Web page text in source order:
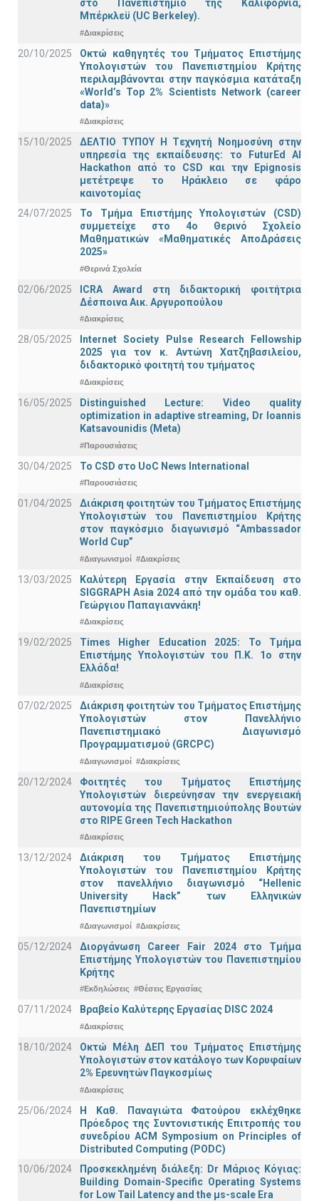
στο Πανεπιστήμιο της Καλιφόρνια,
Μπέρκλεϋ (UC Berkeley).
#Διακρίσεις
20/10/2025
Οκτώ καθηγητές του Τμήματος Επιστήμης
Υπολογιστών του Πανεπιστημίου Κρήτης
περιλαμβάνονται στην παγκόσμια κατάταξη
«World’s Top 2% Scientists Network (career
data)»
#Διακρίσεις
15/10/2025
ΔΕΛΤΙΟ ΤΥΠΟΥ H Tεχνητή Νοημοσύνη στην
υπηρεσία της εκπαίδευσης: το FuturEd AI
Hackathon από το CSD και την Epignosis
μετέτρεψε το Ηράκλειο σε φάρο
καινοτομίας
24/07/2025
Το Τμήμα Επιστήμης Υπολογιστών (CSD)
συμμετείχε στο 4ο Θερινό Σχολείο
Μαθηματικών «Μαθηματικές ΑποΔράσεις
2025»
#Θερινά Σχολεία
02/06/2025
ICRA Award στη διδακτορική φοιτήτρια
Δέσποινα Αικ. Αργυροπούλου
#Διακρίσεις
28/05/2025
Internet Society Pulse Research Fellowship
2025 για τον κ. Αντώνη Χατζηβασιλείου,
διδακτορικό φοιτητή του τμήματος
#Διακρίσεις
16/05/2025
Distinguished Lecture: Video quality
optimization in adaptive streaming, Dr Ioannis
Katsavounidis (Meta)
#Παρουσιάσεις
30/04/2025 To CSD στο UoC News International
#Παρουσιάσεις
01/04/2025
Διάκριση φοιτητών του Τμήματος Επιστήμης
Υπολογιστών του Πανεπιστημίου Κρήτης
στον παγκόσμιο διαγωνισμό “Ambassador
World Cup”
#Διαγωνισμοί #Διακρίσεις
13/03/2025
Καλύτερη Εργασία στην Εκπαίδευση στο
SIGGRAPH Asia 2024 από την ομάδα του καθ.
Γεώργιου Παπαγιαννάκη!
#Διακρίσεις
19/02/2025
Times Higher Education 2025: Το Τμήμα
Επιστήμης Υπολογιστών του Π.Κ. 1ο στην
Ελλάδα!
#Διακρίσεις
07/02/2025
Διάκριση φοιτητών του Τμήματος Επιστήμης
Υπολογιστών στον Πανελλήνιο
Πανεπιστημιακό Διαγωνισμό
Προγραμματισμού (GRCPC)
#Διαγωνισμοί #Διακρίσεις
20/12/2024
Φοιτητές του Τμήματος Επιστήμης
Υπολογιστών διερεύνησαν την ενεργειακή
αυτονομία της Πανεπιστημιούπολης Βουτών
στο RIPE Green Tech Hackathon
#Διακρίσεις
13/12/2024
Διάκριση του Τμήματος Επιστήμης
Υπολογιστών του Πανεπιστημίου Κρήτης
στον πανελλήνιο διαγωνισμό “Hellenic
University Hack” των Ελληνικών
Πανεπιστημίων
#Διαγωνισμοί #Διακρίσεις
05/12/2024
Διοργάνωση Career Fair 2024 στο Τμήμα
Επιστήμης Υπολογιστών του Πανεπιστημίου
Κρήτης
#Εκδηλώσεις #Θέσεις Εργασίας
07/11/2024 Βραβείο Καλύτερης Εργασίας DISC 2024
#Διακρίσεις
18/10/2024
Οκτώ Μέλη ΔΕΠ του Τμήματος Επιστήμης
Υπολογιστών στον κατάλογο των Κορυφαίων
2% Ερευνητών Παγκοσμίως
#Διακρίσεις
25/06/2024
Η Καθ. Παναγιώτα Φατούρου εκλέχθηκε
Πρόεδρος της Συντονιστικής Επιτροπής του
συνεδρίου ACM Symposium on Principles of
Distributed Computing (PODC)
10/06/2024
Προσκεκλημένη διάλεξη: Dr Μάριος Κόγιας:
Building Domain-Specific Operating Systems
for Low Tail Latency and the μs-scale Era